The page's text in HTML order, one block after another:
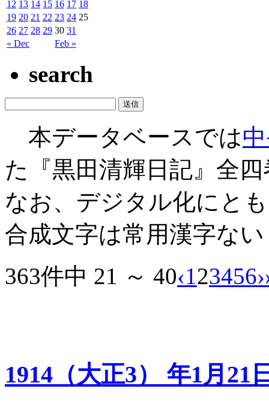
« Dec Feb »
12 13 14 15 16 17 18
19 20 21 22 23 24 25
26 27 28 29 30 31
search
本データベースでは
た『黒田清輝日記』全
なお、デジタル化にと
合成文字は常用漢字な
363件中 21 ～ 40‹123456›
1914（大正3） 年1月21